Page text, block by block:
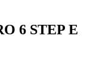
6 STEP E